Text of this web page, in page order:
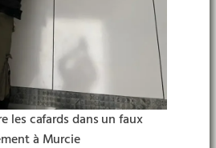
les cafards dans un faux
à Murcie